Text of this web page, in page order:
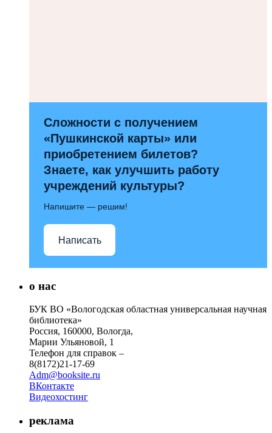
Сложности с получением
«Пушкинской карты» или
приобретением билетов?
Знаете, как улучшить работу
учреждений культуры?
Напишите — решим!
Написать
о нас
БУК ВО «Вологодская областная универсальная научная
библиотека»
Россия, 160000, Вологда,
Марии Ульяновой, 1
Телефон для справок –
8(8172)21-17-69
Adm@booksite.ru
ВКонтакте
Видеохостинг
реклама